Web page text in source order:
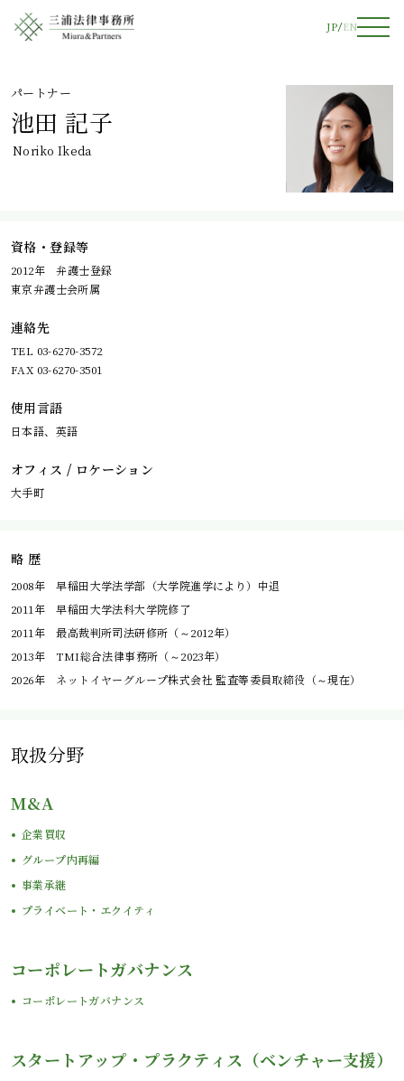
JP EN
パートナー
池田 記子
Noriko Ikeda
資格・登録等
2012年 弁護士登録
東京弁護士会所属
連絡先
TEL 03-6270-3572
FAX 03-6270-3501
使用言語
日本語、英語
オフィス / ロケーション
大手町
略 歴
2008年 早稲田大学法学部（大学院進学により）中退
2011年 早稲田大学法科大学院修了
2011年 最高裁判所司法研修所（～2012年）
2013年 TMI総合法律事務所（～2023年）
2026年 ネットイヤーグループ株式会社 監査等委員取締役（～現在）
取扱分野
M&A
企業買収
グループ内再編
事業承継
プライベート・エクイティ
コーポレートガバナンス
コーポレートガバナンス
スタートアップ・プラクティス（ベンチャー支援）